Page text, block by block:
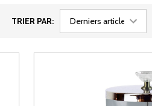
TRIER PAR: